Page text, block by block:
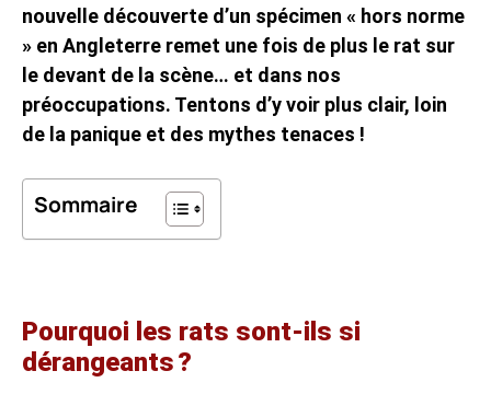
nouvelle découverte d’un spécimen « hors norme
» en Angleterre remet une fois de plus le rat sur
le devant de la scène… et dans nos
préoccupations. Tentons d’y voir plus clair, loin
de la panique et des mythes tenaces !
Sommaire
Pourquoi les rats sont-ils si
dérangeants ?